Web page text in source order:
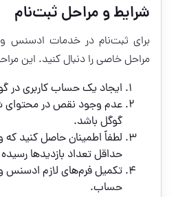
شرایط و مراحل ثبت‌نام
برای ثبت‌نام در خدمات ادسنس و
مراحل خاصی را دنبال کنید. این
ایجاد یک حساب کاربری در
عدم وجود نقص در محتوای
گوگل باشد.
لطفاً اطمینان حاصل کنید
حداقل تعداد بازدیدها
تکمیل فرم‌های لازم ادسنس و
حساب.